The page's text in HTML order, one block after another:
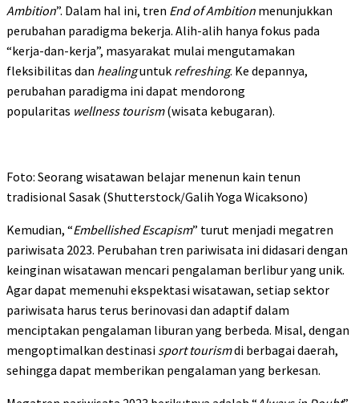
Ambition”. Dalam hal ini, tren End of Ambition menunjukkan
perubahan paradigma bekerja. Alih-alih hanya fokus pada
“kerja-dan-kerja”, masyarakat mulai mengutamakan
fleksibilitas dan healinguntuk refreshing. Ke depannya,
perubahan paradigma ini dapat mendorong
popularitas wellness tourism(wisata kebugaran).
Foto: Seorang wisatawan belajar menenun kain tenun
tradisional Sasak (Shutterstock/Galih Yoga Wicaksono)
Kemudian, “Embellished Escapism” turut menjadi megatren
pariwisata 2023. Perubahan tren pariwisata ini didasari dengan
keinginan wisatawan mencari pengalaman berlibur yang unik.
Agar dapat memenuhi ekspektasi wisatawan, setiap sektor
pariwisata harus terus berinovasi dan adaptif dalam
menciptakan pengalaman liburan yang berbeda. Misal, dengan
mengoptimalkan destinasi sport tourismdi berbagai daerah,
sehingga dapat memberikan pengalaman yang berkesan.